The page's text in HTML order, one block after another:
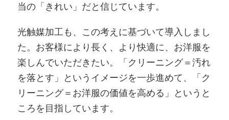
当の「きれい」だと信じています。
光触媒加工も、この考えに基づいて導入しまし
た。お客様により長く、より快適に、お洋服を
楽しんでいただきたい。「クリーニング＝汚れ
を落とす」というイメージを一歩進めて、「ク
リーニング＝お洋服の価値を高める」というと
ころを目指しています。